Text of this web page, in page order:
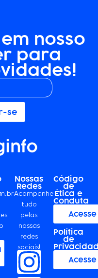
nosso
para
se
Nossas
Redes
Acompanhe
tudo
pelas
nossas
redes
sociais!
Código
de
Ética e
Conduta
Política
de